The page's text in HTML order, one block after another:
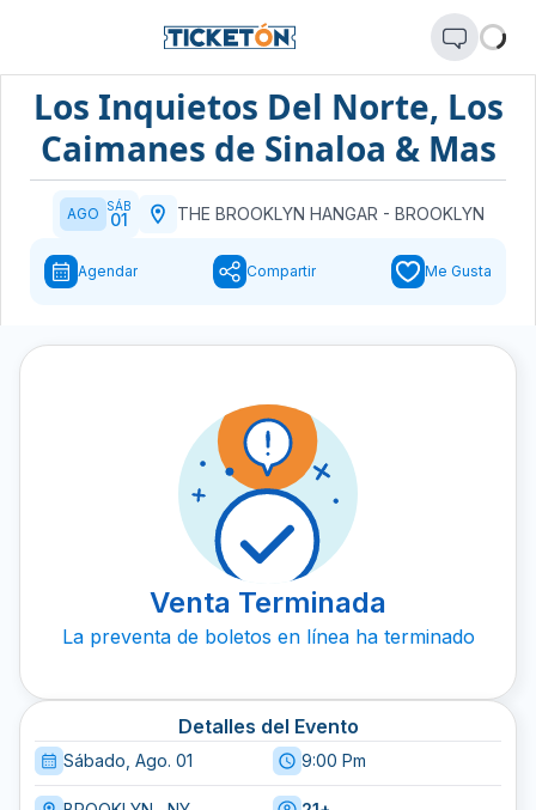
Los Inquietos Del Norte, Los
Caimanes de Sinaloa & Mas
AGO SÁB
01 THE BROOKLYN HANGAR - BROOKLYN
Agendar Compartir Me Gusta
Venta Terminada
La preventa de boletos en línea ha terminado
Detalles del Evento
Sábado, Ago. 01 9:00 Pm